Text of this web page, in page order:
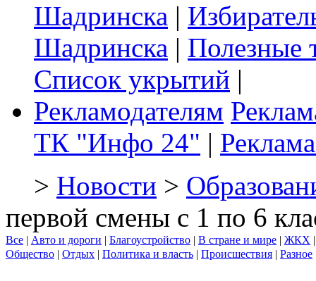
Шадринска |
Шадринска | Полезные
Список укрытий |
Рекламодателям
ТК "Инфо 24" |
> Новости >
первой смены с 1 по 6
Все | Авто и дороги | Благоустройство | В стране и мире | ЖКХ
Общество | Отдых | Политика и власть | Происшествия | Разное